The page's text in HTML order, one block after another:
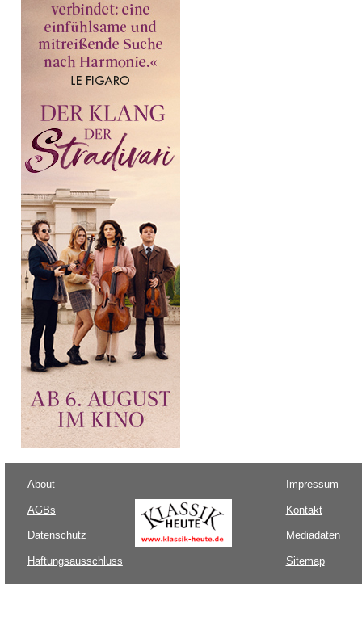
About
AGBs
Datenschutz
Haftungsausschluss
Impressum
Kontakt
Mediadaten
Sitemap